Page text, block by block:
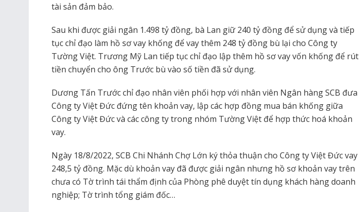
tài sản đảm bảo.
Sau khi được giải ngân 1.498 tỷ đồng, bà Lan giữ 240 tỷ đồng để sử dụng và tiếp
tục chỉ đạo làm hồ sơ vay khống để vay thêm 248 tỷ đồng bù lại cho Công ty
Tường Việt. Trương Mỹ Lan tiếp tục chỉ đạo lập thêm hồ sơ vay vốn khống để rút
tiền chuyển cho ông Trước bù vào số tiền đã sử dụng.
Dương Tấn Trước chỉ đạo nhân viên phối hợp với nhân viên Ngân hàng SCB đưa
Công ty Việt Đức đứng tên khoản vay, lập các hợp đồng mua bán khống giữa
Công ty Việt Đức và các công ty trong nhóm Tường Việt để hợp thức hoá khoản
vay.
Ngày 18/8/2022, SCB Chi Nhánh Chợ Lớn ký thỏa thuận cho Công ty Việt Đức vay
248,5 tỷ đồng. Mặc dù khoản vay đã được giải ngân nhưng hồ sơ khoản vay trên
chưa có Tờ trình tái thẩm định của Phòng phê duyệt tín dụng khách hàng doanh
nghiệp; Tờ trình tổng giám đốc…